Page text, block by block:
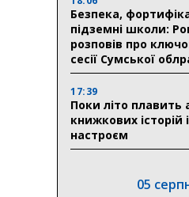
Безпека,
підземні школи:
розповів про
сесії Сумської
17:39
Поки літо плавить
книжкових історій
настроєм
05